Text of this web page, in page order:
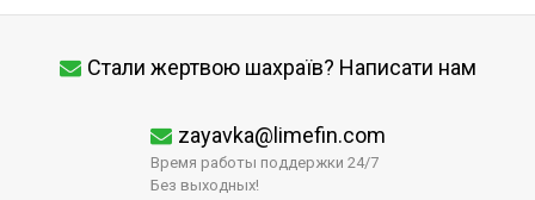
Стали жертвою шахраїв? Написати нам
zayavka@limefin.com
Время работы поддержки 24/7
Без выходных!